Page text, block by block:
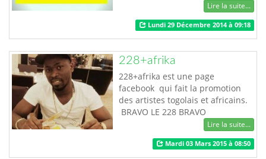
Lire la suite...
Lundi 29 Décembre 2014 à 09:18
228+afrika
228+afrika est une page
facebook qui fait la promotion
des artistes togolais et africains.
BRAVO LE 228 BRAVO
Lire la suite...
Mardi 03 Mars 2015 à 08:50